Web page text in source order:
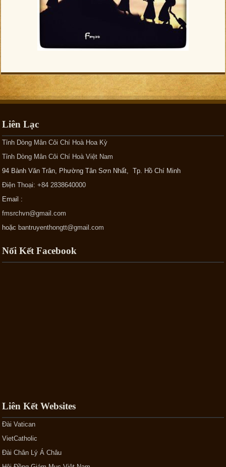
Liên Lạc
Tỉnh Dòng Mân Côi Chí Hoà Hoa Kỳ
Tỉnh Dòng Mân Côi Chí Hoà Việt Nam
94 Bành Văn Trân, Phường Tân Sơn Nhất, Tp. Hồ Chí Minh
Điện Thoại: +84 2838640000
Email :
fmsrchvn@gmail.com
hoặcbantruyenthongtt@gmail.com
Nối Kết Facebook
Liên Kết Websites
Đài Vatican
VietCatholic
Đài Chân Lý Á Châu